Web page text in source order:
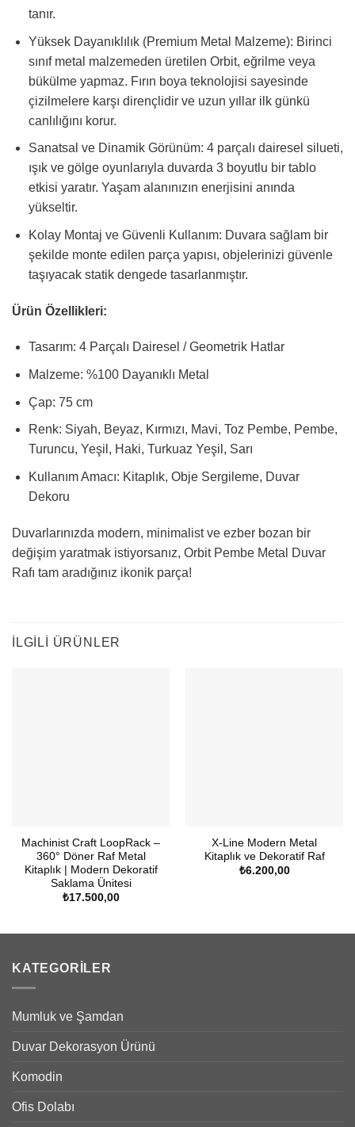
tanır.
Yüksek Dayanıklılık (Premium Metal Malzeme): Birinci
sınıf metal malzemeden üretilen Orbit, eğrilme veya
bükülme yapmaz. Fırın boya teknolojisi sayesinde
çizilmelere karşı dirençlidir ve uzun yıllar ilk günkü
canlılığını korur.
Sanatsal ve Dinamik Görünüm: 4 parçalı dairesel silueti,
ışık ve gölge oyunlarıyla duvarda 3 boyutlu bir tablo
etkisi yaratır. Yaşam alanınızın enerjisini anında
yükseltir.
Kolay Montaj ve Güvenli Kullanım: Duvara sağlam bir
şekilde monte edilen parça yapısı, objelerinizi güvenle
taşıyacak statik dengede tasarlanmıştır.
Ürün Özellikleri:
Tasarım: 4 Parçalı Dairesel / Geometrik Hatlar
Malzeme: %100 Dayanıklı Metal
Çap: 75 cm
Renk: Siyah, Beyaz, Kırmızı, Mavi, Toz Pembe, Pembe,
Turuncu, Yeşil, Haki, Turkuaz Yeşil, Sarı
Kullanım Amacı: Kitaplık, Obje Sergileme, Duvar
Dekoru
Duvarlarınızda modern, minimalist ve ezber bozan bir
değişim yaratmak istiyorsanız, Orbit Pembe Metal Duvar
Rafı tam aradığınız ikonik parça!
İLGILI ÜRÜNLER
Machinist Craft LoopRack –
360° Döner Raf Metal
Kitaplık | Modern Dekoratif
Saklama Ünitesi
₺17.500,00
X-Line Modern Metal
Kitaplık ve Dekoratif Raf
₺6.200,00
KATEGORILER
Mumluk ve Şamdan
Duvar Dekorasyon Ürünü
Komodin
Ofis Dolabı